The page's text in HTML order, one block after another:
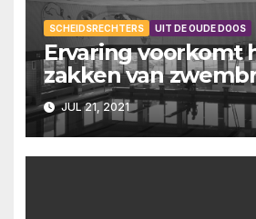
SCHEIDSRECHTERS UIT DE OUDE DOOS
Ervaring voorkomt
zakken van
JUL 21, 2021